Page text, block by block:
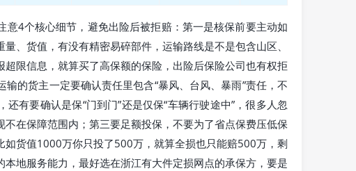
意4个核心细节，避免出险后被拒赔：第一是核保前要主动如
、货值，有没有精密易碎部件，运输路线是不是包含山区、
限信息，就算买了高保额的保险，出险后保险公司也有权拒
的货主一定要确认责任里包含“暴风、台风、暴雨”责任，不
有要确认是保“门到门”还是仅保“车辆行驶途中”，很多人忽
在保障范围内；第三要足额投保，不要为了省点保费压低保
如货值1000万你只投了500万，就算全损也只能赔500万，剩
地服务能力，最好选在浙江有大件定损网点的承保方，要是